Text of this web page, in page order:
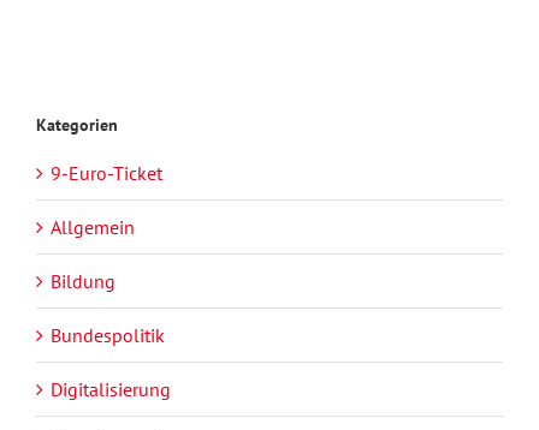
Kategorien
9-Euro-Ticket
Allgemein
Bildung
Bundespolitik
Digitalisierung